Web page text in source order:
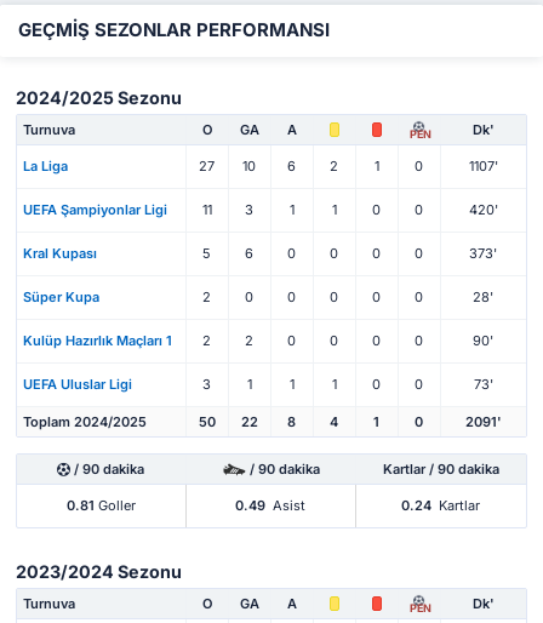
GEÇMİŞ SEZONLAR PERFORMANSI
2024/2025 Sezonu
Turnuva O GA A PEN Dk'
La Liga 27 10 6 2 1 0 1107'
UEFA Şampiyonlar Ligi 11 3 1 1 0 0 420'
Kral Kupası 5 6 0 0 0 0 373'
Süper Kupa 2 0 0 0 0 0 28'
Kulüp Hazırlık Maçları 1 2 2 0 0 0 0 90'
UEFA Uluslar Ligi 3 1 1 1 0 0 73'
Toplam 2024/2025 50 22 8 4 1 0 2091'
/ 90 dakika / 90 dakika Kartlar / 90 dakika
0.81 Goller 0.49 Asist 0.24 Kartlar
2023/2024 Sezonu
Turnuva O GA A PEN Dk'